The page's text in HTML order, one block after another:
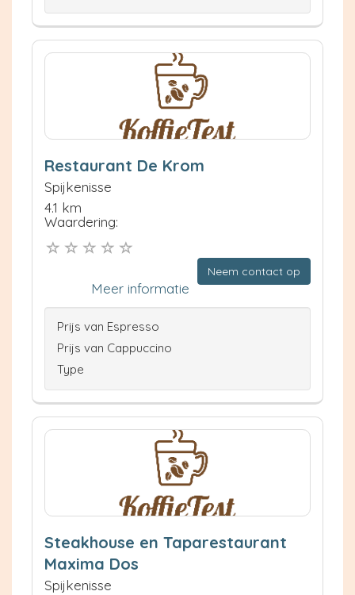
Restaurant De Krom
Spijkenisse
4.1 km
Waardering:
Neem contact op
Meer informatie
Prijs van Espresso
Prijs van Cappuccino
Type
Steakhouse en Taparestaurant
Maxima Dos
Spijkenisse